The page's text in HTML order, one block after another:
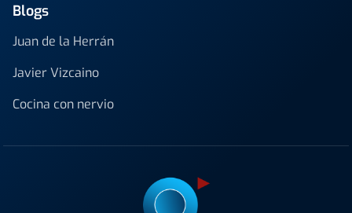
Blogs
Juan de la Herrán
Javier Vizcaino
Cocina con nervio